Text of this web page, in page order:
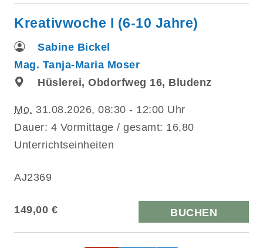
Kreativwoche I (6-10 Jahre)
Sabine Bickel
Mag. Tanja-Maria Moser
Hüslerei, Obdorfweg 16, Bludenz
Mo. 31.08.2026, 08:30 - 12:00 Uhr
Dauer: 4 Vormittage / gesamt: 16,80
Unterrichtseinheiten
AJ2369
149,00 € BUCHEN